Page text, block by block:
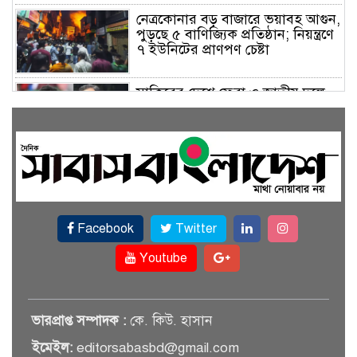
নেত্রকোনার বড় বাজারে ভয়াবহ আগুন,
পুড়ছে ৫ বাণিজ্যিক প্রতিষ্ঠান; নিয়ন্ত্রণে
৭ ইউনিটের প্রাণপণ চেষ্টা
সাকিবের দেশে ফেরা ও জাতীয় দলে
ফেরার সম্ভাবনা নেই, ইঙ্গিত ক্রীড়া
ফেসবুকে যুক্ত হলো বিকাশ, সহজ
হলো ডিজিটাল পেমেন্ট
বৃষ্টি উপেক্ষা করে ‘জুলাই গণঅভ্যুত্থান
স্মৃতি জাদুঘরে’ দর্শনার্থীদের ঢল
সেমিকন্ডাক্টর খাতে সুখবর, আসছে
বিশেষ প্রণোদনা
Facebook
Twitter
Youtube
ভারপ্রাপ্ত সম্পাদক : কে. কিউ. হাসান
ইমেইল: editorsabasbd@gmail.com